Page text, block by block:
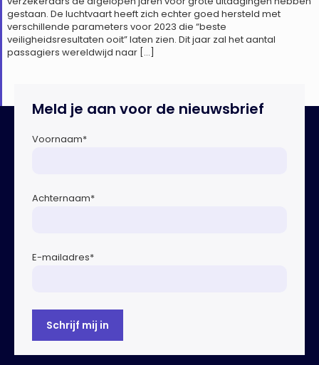
gestaan. De luchtvaart heeft zich echter goed hersteld met
verschillende parameters voor 2023 die “beste
veiligheidsresultaten ooit” laten zien. Dit jaar zal het aantal
passagiers wereldwijd naar […]
Meld je aan voor de nieuwsbrief
Voornaam*
Achternaam*
E-mailadres*